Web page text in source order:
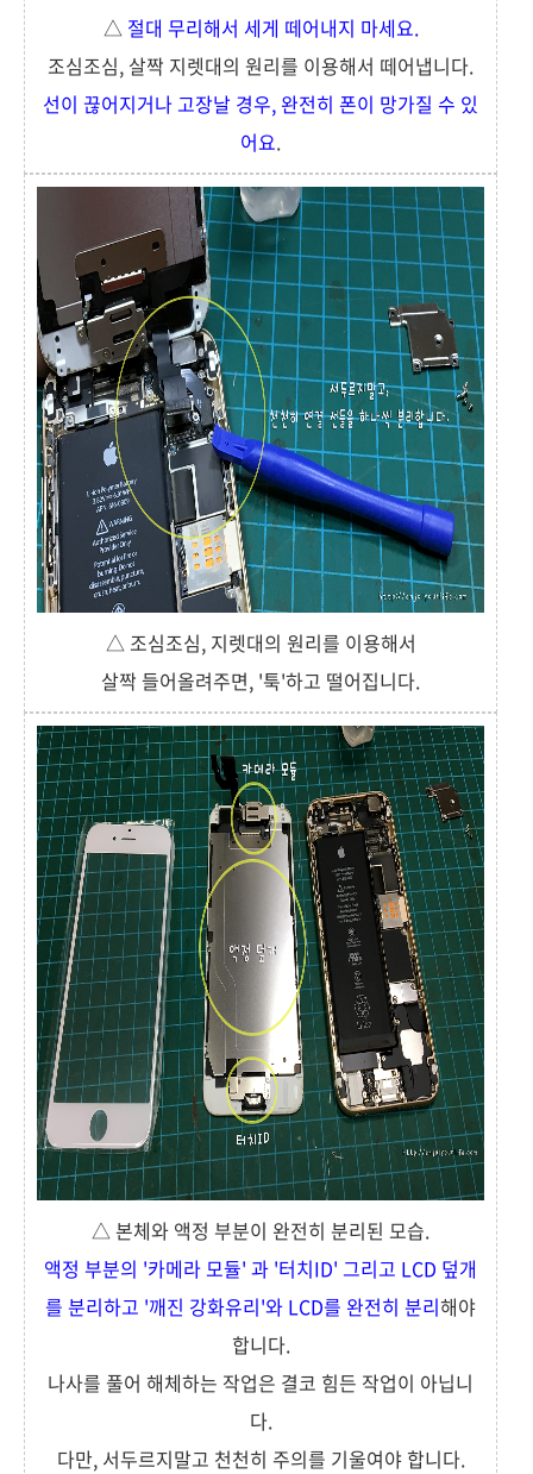
△ 절대 무리해서 세게 떼어내지 마세요.
조심조심, 살짝 지렛대의 원리를 이용해서 떼어냅니다.
선이 끊어지거나 고장날 경우, 완전히 폰이 망가질 수 있
어요.
△ 조심조심, 지렛대의 원리를 이용해서
살짝 들어올려주면, '툭'하고 떨어집니다.
△ 본체와 액정 부분이 완전히 분리된 모습.
액정 부분의 '카메라 모듈' 과 '터치ID' 그리고 LCD 덮개
를 분리하고 '깨진 강화유리'와 LCD를 완전히 분리해야
합니다.
나사를 풀어 해체하는 작업은 결코 힘든 작업이 아닙니
다.
다만, 서두르지말고 천천히 주의를 기울여야 합니다.